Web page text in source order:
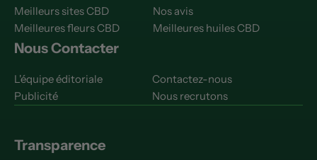
Meilleurs sites CBD
Nos avis
Meilleures fleurs CBD
Meilleures huiles CBD
Nous Contacter
L'équipe éditoriale
Contactez-nous
Publicité
Nous recrutons
Transparence